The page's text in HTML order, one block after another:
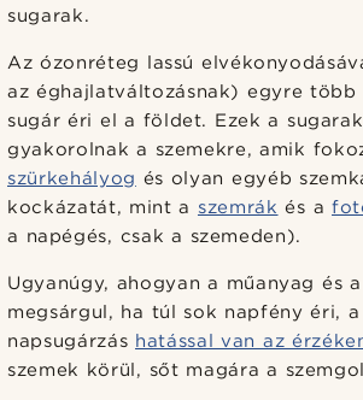
sugarak.
Az ózonréteg lassú
az éghajlatváltozásnak) egyre több
sugár éri el a földet. Ezek a
gyakorolnak a szemekre, amik
szürkehályog és olyan egyéb
kockázatát, mint a szemrák és a
a napégés, csak a szemeden).
Ugyanúgy, ahogyan a műanyag és
megsárgul, ha túl sok napfény éri, a
napsugárzás hatással van az
szemek körül, sőt magára a